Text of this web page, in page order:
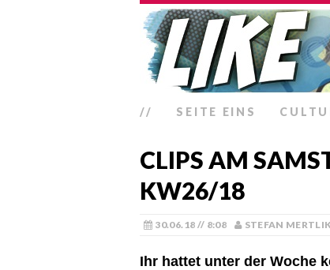
// SEITE EINS
CLIPS AM
KW26/18
30.06.18 // 8:08 STEFAN
Ihr hattet unter der Woche